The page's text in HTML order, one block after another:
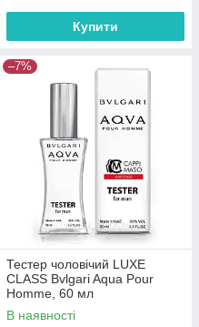
Купити
–7%
Тестер чоловічий LUXE
CLASS Bvlgari Aqua Pour
Homme, 60 мл
В наявності